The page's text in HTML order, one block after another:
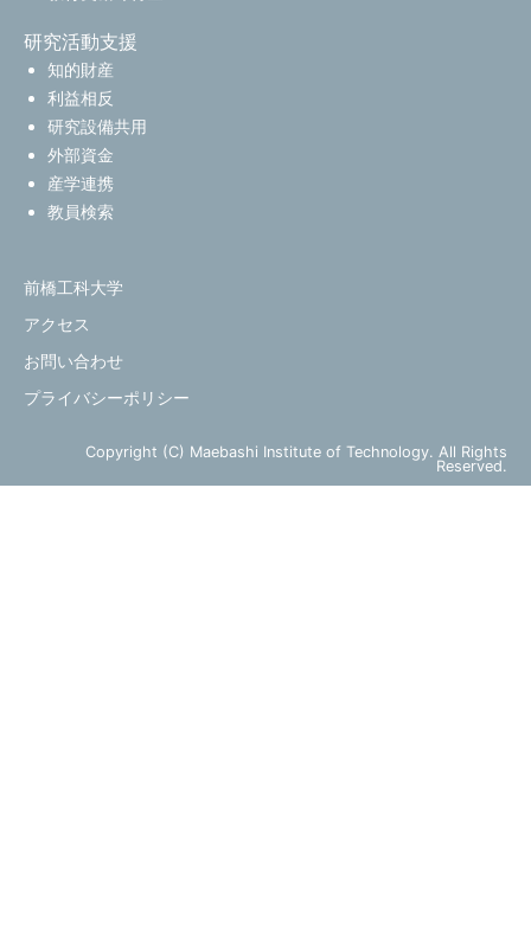
研究活動支援
知的財産
利益相反
研究設備共用
外部資金
産学連携
教員検索
前橋工科大学
アクセス
お問い合わせ
プライバシーポリシー
Copyright (C) Maebashi Institute of Technology. All Rights
Reserved.